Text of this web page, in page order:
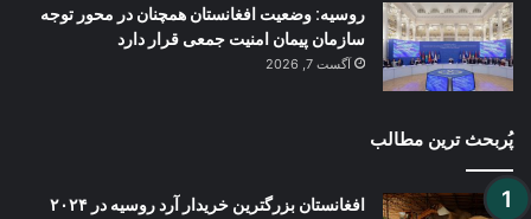
روسیه: وضعیت افغانستان همچنان در محور توجه
سازمان پیمان امنیت جمعی قرار دارد
آگست 7, 2026
پُربحث ترین مطالب
افغانستان بزرگترین خریدار آرد روسیه در ۲۰۲۴